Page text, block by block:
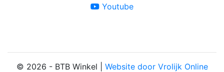
Youtube
© 2026 - BTB Winkel | Website door Vrolijk Online